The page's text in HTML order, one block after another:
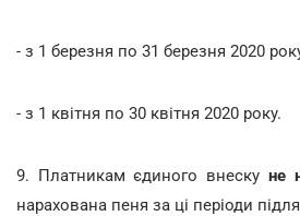
- з 1 березня по 31 березня 2020
- з 1 квітня по 30 квітня 2020 року.
9. Платникам єдиного внеску не
нарахована пеня за ці періоди